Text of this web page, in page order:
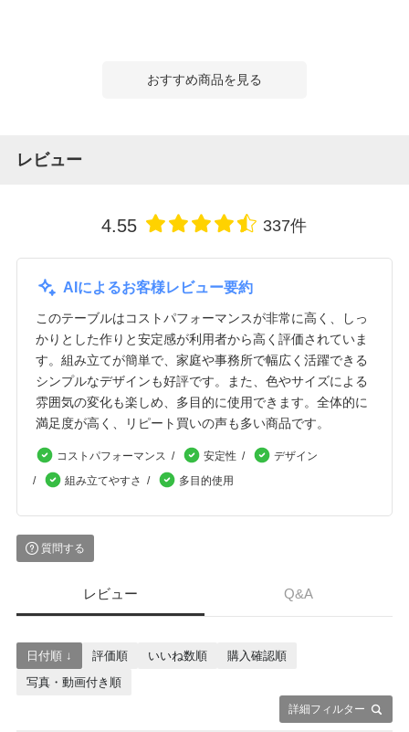
おすすめ商品を見る
レビュー
4.55 337件
AIによるお客様レビュー要約
このテーブルはコストパフォーマンスが非常に高く、しっ
かりとした作りと安定感が利用者から高く評価されていま
す。組み立てが簡単で、家庭や事務所で幅広く活躍できる
シンプルなデザインも好評です。また、色やサイズによる
雰囲気の変化も楽しめ、多目的に使用できます。全体的に
満足度が高く、リピート買いの声も多い商品です。
コストパフォーマンス 安定性
デザイン
組み立てやすさ
多目的使用
質問する
レビュー Q&A
詳細フィルター
日付順 ↓ 評価順 いいね数順
購入確認順
写真・動画付き順